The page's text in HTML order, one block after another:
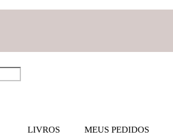
LIVROS MEUS PEDIDOS